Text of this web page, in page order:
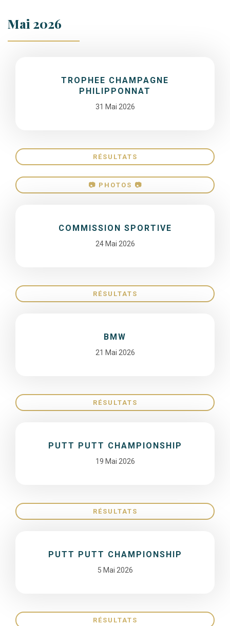
Mai 2026
TROPHEE CHAMPAGNE
PHILIPPONNAT
31 Mai 2026
RÉSULTATS
📷 PHOTOS 📷
COMMISSION SPORTIVE
24 Mai 2026
RÉSULTATS
BMW
21 Mai 2026
RÉSULTATS
PUTT PUTT CHAMPIONSHIP
19 Mai 2026
RÉSULTATS
PUTT PUTT CHAMPIONSHIP
5 Mai 2026
RÉSULTATS